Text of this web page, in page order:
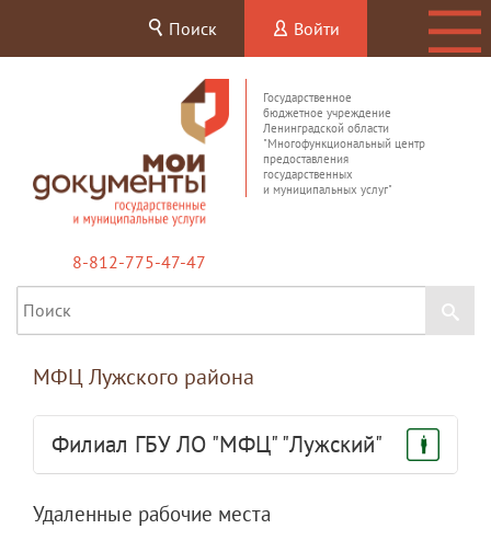
Поиск Войти
Государственное
бюджетное учреждение
Ленинградской области
"Многофункциональный центр
предоставления
государственных
и муниципальных услуг"
8-812-775-47-47
МФЦ Лужского района
Филиал ГБУ ЛО "МФЦ" "Лужский"
Удаленные рабочие места